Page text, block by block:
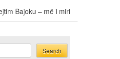
Bajoku – më i miri
Search